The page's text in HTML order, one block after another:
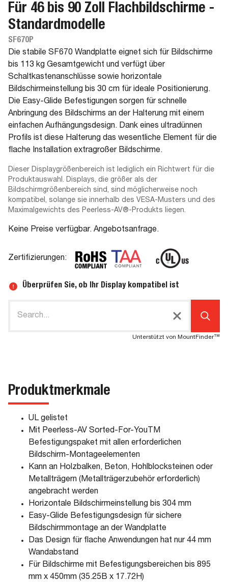
Für 46 bis 90 Zoll Flachbildschirme -
Standardmodelle
SF670P
Die stabile SF670 Wandplatte eignet sich für Bildschirme
bis 113 kg Gesamtgewicht und verfügt über
Schaltkastenanschlüsse sowie horizontale
Bildschirmeinstellung bis 30 cm für ideale Positionierung.
Die Easy-Glide Befestigungen sorgen für schnelle
Anbringung des Bildschirms an der Halterung mit einem
einfachen Aufhängungsdesign. Dank eines ultradünnen
Profils ist diese Halterung das wesentliche Element für die
flache Installation extragroßer Bildschirme.
Dieser Displaygrößenbereich ist lediglich ein Richtwert für die
Produktauswahl. Displays, die größer als der
Bildschirmgrößenbereich sind, sind möglicherweise noch
kompatibel, solange sie innerhalb des VESA-Musters und des
Maximalgewichts des Peerless-AV®-Produkts liegen.
Keine Preise verfügbar. Angebotsanfrage.
Zertifizierungen:
Überprüfen Sie, ob Ihr Display kompatibel ist
Unterstützt von MountFinder™
Produktmerkmale
UL gelistet
Mit Peerless-AV Sorted-For-YouTM
Befestigungspaket mit allen erforderlichen
Bildschirm-Montageelementen
Kann an Holzbalken, Beton, Hohlblocksteinen oder
Metallträgern (Metallträgerzubehör erforderlich)
angebracht werden
Horizontale Bildschirmeinstellung bis 304 mm
Easy-Glide Befestigungsdesign für sichere
Bildschirmmontage an der Wandplatte
Das Design für flache Anwendungen hat nur 44 mm
Wandabstand
Für Bildschirme mit Befestigungsbereichen bis 895
mm x 450mm (35.25B x 17.72H)